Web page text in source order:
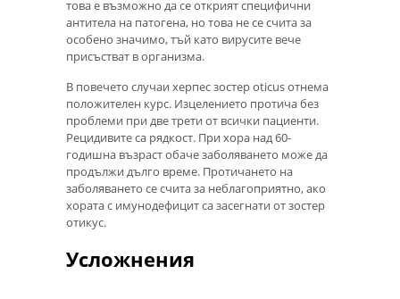
това е възможно да се открият специфични
антитела на патогена, но това не се счита за
особено значимо, тъй като вирусите вече
присъстват в организма.
В повечето случаи херпес зостер oticus отнема
положителен курс. Изцелението протича без
проблеми при две трети от всички пациенти.
Рецидивите са рядкост. При хора над 60-
годишна възраст обаче заболяването може да
продължи дълго време. Протичането на
заболяването се счита за неблагоприятно, ако
хората с имунодефицит са засегнати от зостер
отикус.
Усложнения